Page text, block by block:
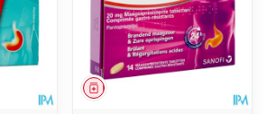
Médicament